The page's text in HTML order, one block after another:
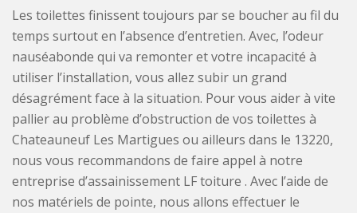
Les toilettes finissent toujours par se boucher au fil du
temps surtout en l’absence d’entretien. Avec, l’odeur
nauséabonde qui va remonter et votre incapacité à
utiliser l’installation, vous allez subir un grand
désagrément face à la situation. Pour vous aider à vite
pallier au problème d’obstruction de vos toilettes à
Chateauneuf Les Martigues ou ailleurs dans le 13220,
nous vous recommandons de faire appel à notre
entreprise d’assainissement LF toiture . Avec l’aide de
nos matériels de pointe, nous allons effectuer le